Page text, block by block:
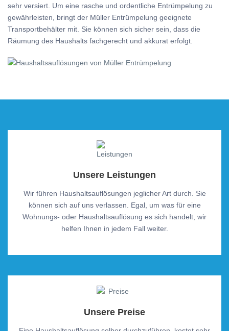
sehr versiert. Um eine rasche und ordentliche Entrümpelung zu
gewährleisten, bringt der Müller Entrümpelung geeignete
Transportbehälter mit. Sie können sich sicher sein, dass die
Räumung des Haushalts fachgerecht und akkurat erfolgt.
Unsere Leistungen
Wir führen Haushaltsauflösungen jeglicher Art durch. Sie
können sich auf uns verlassen. Egal, um was für eine
Wohnungs- oder Haushaltsauflösung es sich handelt, wir
helfen Ihnen in jedem Fall weiter.
Unsere Preise